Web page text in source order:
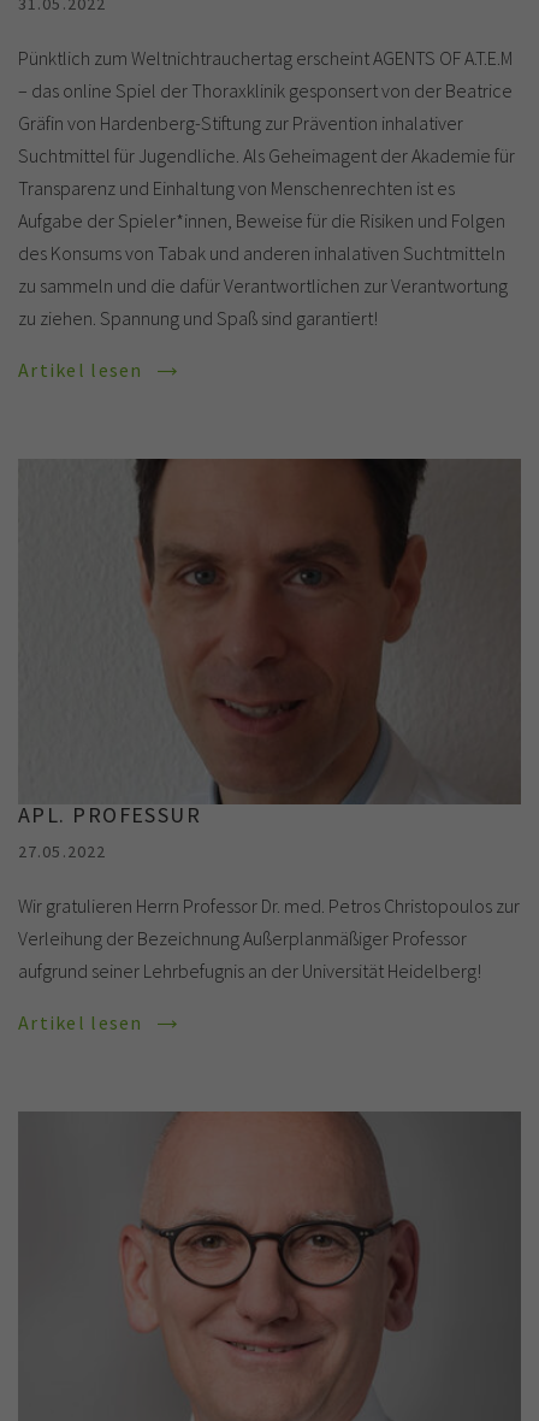
Pünktlich zum Weltnichtrauchertag erscheint AGENTS OF A.T.E.M
– das online Spiel der Thoraxklinik gesponsert von der Beatrice
Gräfin von Hardenberg-Stiftung zur Prävention inhalativer
Suchtmittel für Jugendliche. Als Geheimagent der Akademie für
Transparenz und Einhaltung von Menschenrechten ist es
Aufgabe der Spieler*innen, Beweise für die Risiken und Folgen
des Konsums von Tabak und anderen inhalativen Suchtmitteln
zu sammeln und die dafür Verantwortlichen zur Verantwortung
zu ziehen. Spannung und Spaß sind garantiert!
Artikel lesen
APL. PROFESSUR
27.05.2022
Wir gratulieren Herrn Professor Dr. med. Petros Christopoulos zur
Verleihung der Bezeichnung Außerplanmäßiger Professor
aufgrund seiner Lehrbefugnis an der Universität Heidelberg!
Artikel lesen